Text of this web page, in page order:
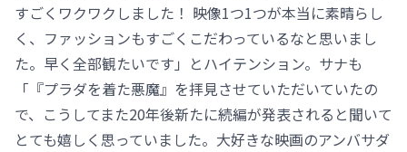
すごくワクワクしました！ 映像1つ1つが本当に素晴らし
く、ファッションもすごくこだわっているなと思いまし
た。早く全部観たいです」とハイテンション。サナも
「『プラダを着た悪魔』を拝見させていただいていたの
で、こうしてまた20年後新たに続編が発表されると聞いて
とても嬉しく思っていました。大好きな映画のアンバサダ